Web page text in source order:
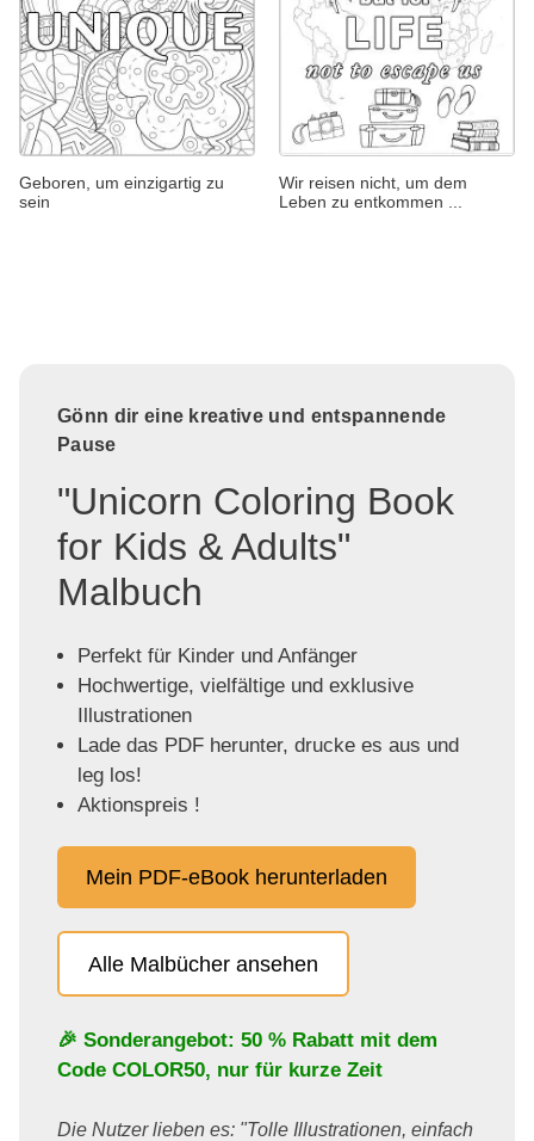
Geboren, um einzigartig zu
sein
Wir reisen nicht, um dem
Leben zu entkommen ...
Gönn dir eine kreative und entspannende
Pause
"Unicorn Coloring Book
for Kids & Adults"
Malbuch
Perfekt für Kinder und Anfänger
Hochwertige, vielfältige und exklusive
Illustrationen
Lade das PDF herunter, drucke es aus und
leg los!
Aktionspreis !
Mein PDF-eBook herunterladen
Alle Malbücher ansehen
🎉 Sonderangebot: 50 % Rabatt mit dem
Code COLOR50, nur für kurze Zeit
Die Nutzer lieben es: "Tolle Illustrationen, einfach